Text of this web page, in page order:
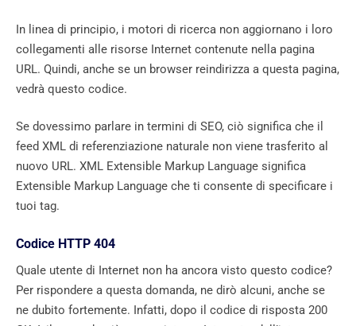
In linea di principio, i motori di ricerca non aggiornano i loro
collegamenti alle risorse Internet contenute nella pagina
URL. Quindi, anche se un browser reindirizza a questa pagina,
vedrà questo codice.
Se dovessimo parlare in termini di SEO, ciò significa che il
feed XML di referenziazione naturale non viene trasferito al
nuovo URL. XML Extensible Markup Language significa
Extensible Markup Language che ti consente di specificare i
tuoi tag.
Codice HTTP 404
Quale utente di Internet non ha ancora visto questo codice?
Per rispondere a questa domanda, ne dirò alcuni, anche se
ne dubito fortemente. Infatti, dopo il codice di risposta 200